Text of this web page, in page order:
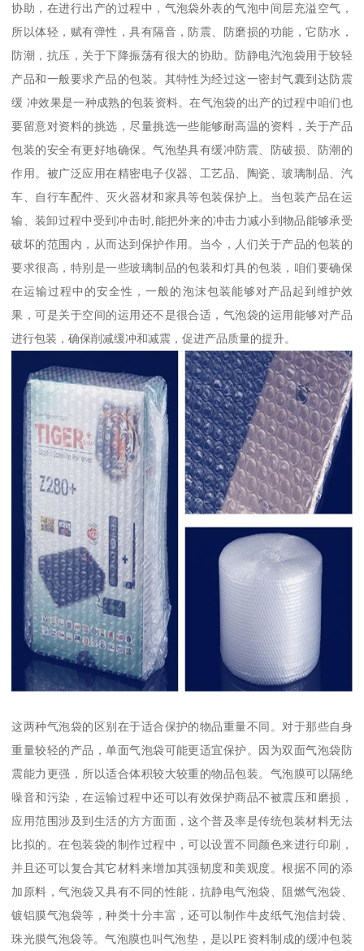
协助，在进行出产的过程中，气泡袋外表的气泡中间层充溢空气，
所以体轻，赋有弹性，具有隔音，防震、防磨损的功能，它防水，
防潮，抗压，关于下降振荡有很大的协助。防静电汽泡袋用于较轻
产品和一般要求产品的包装。其特性为经过这一密封气囊到达防震
缓 冲效果是一种成熟的包装资料。在气泡袋的出产的过程中咱们也
要留意对资料的挑选，尽量挑选一些能够耐高温的资料，关于产品
包装的安全有更好地确保。气泡垫具有缓冲防震、防破损、防潮的
作用。被广泛应用在精密电子仪器、工艺品、陶瓷、玻璃制品、汽
车、自行车配件、灭火器材和家具等包装保护上。当包装产品在运
输、装卸过程中受到冲击时,能把外来的冲击力减小到物品能够承受
破坏的范围内，从而达到保护作用。当今，人们关于产品的包装的
要求很高，特别是一些玻璃制品的包装和灯具的包装，咱们要确保
在运输过程中的安全性，一般的泡沫包装能够对产品起到维护效
果，可是关于空间的运用还不是很合适，气泡袋的运用能够对产品
进行包装，确保削减缓冲和减震，促进产品质量的提升。
这两种气泡袋的区别在于适合保护的物品重量不同。对于那些自身
重量较轻的产品，单面气泡袋可能更适宜保护。因为双面气泡袋防
震能力更强，所以适合体积较大较重的物品包装。气泡膜可以隔绝
噪音和污染，在运输过程中还可以有效保护商品不被震压和磨损，
应用范围涉及到生活的方方面面，这个普及率是传统包装材料无法
比拟的。在包装袋的制作过程中，可以设置不同颜色来进行印刷，
并且还可以复合其它材料来增加其强韧度和美观度。根据不同的添
加原料，气泡袋又具有不同的性能，抗静电气泡袋、阻燃气泡袋、
镀铝膜气泡袋等，种类十分丰富，还可以制作牛皮纸气泡信封袋、
珠光膜气泡袋等。气泡膜也叫气泡垫，是以PE资料制成的缓冲包装